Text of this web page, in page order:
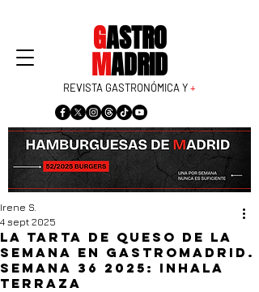
GASTRO
MADRID
REVISTA GASTRONÓMICA Y+
La tarta de queso de la
semana en GastroMadrid.
Semana 36 2025: Inhala
Terraza
Irene S.
4 sept 2025